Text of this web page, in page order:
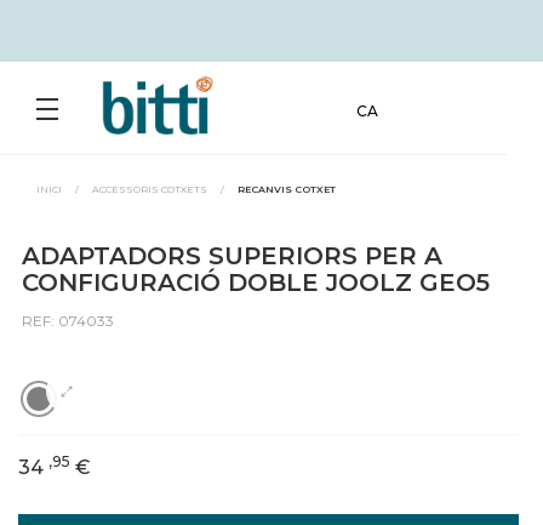
CA
INICI / ACCESSORIS COTXETS / RECANVIS COTXET
ADAPTADORS SUPERIORS PER A
CONFIGURACIÓ DOBLE JOOLZ GEO5
REF: 074033
34 ,95 €